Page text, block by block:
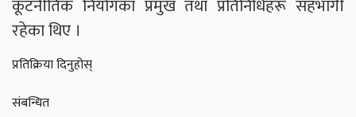
कूटनीतिक नियोगका प्रमुख तथा प्रतिनिधिहरू सहभागी
रहेका थिए ।
प्रतिक्रिया दिनुहोस्
संबन्धित